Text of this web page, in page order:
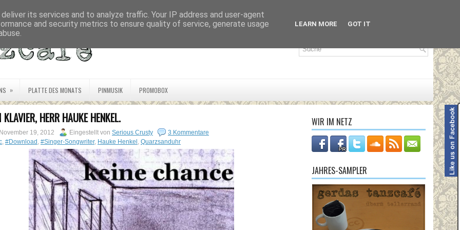
» PLATTE DES MONATS PINMUSIK PROMOBOX
HERR HAUKE HENKEL.
19, 2012 Eingestellt von Serious Crusty
3 Kommentare
, #Download , #Singer-Songwriter, Hauke Henkel , Quarzsanduhr
WIR IM NETZ
JAHRES-SAMPLER
its services and to analyze traffic. Your IP address and user-agent
and security metrics to ensure quality of service, generate usage
LEARN MORE GOT IT